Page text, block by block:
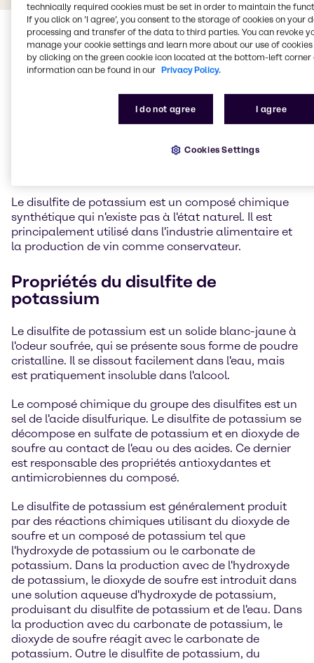
Métabisulfite de
potassium (disulfite de
Le disulfite de potassium est un composé chimique
synthétique qui n'existe pas à l'état naturel. Il est
principalement utilisé dans l'industrie alimentaire et
la production de vin comme conservateur.
Propriétés du disulfite de
potassium
Le disulfite de potassium est un solide blanc-jaune à
l'odeur soufrée, qui se présente sous forme de poudre
cristalline. Il se dissout facilement dans l'eau, mais
est pratiquement insoluble dans l'alcool.
Le composé chimique du groupe des disulfites est un
sel de l'acide disulfurique. Le disulfite de potassium se
décompose en sulfate de potassium et en dioxyde de
soufre au contact de l'eau ou des acides. Ce dernier
est responsable des propriétés antioxydantes et
antimicrobiennes du composé.
Le disulfite de potassium est généralement produit
par des réactions chimiques utilisant du dioxyde de
soufre et un composé de potassium tel que
l'hydroxyde de potassium ou le carbonate de
potassium. Dans la production avec de l'hydroxyde
de potassium, le dioxyde de soufre est introduit dans
une solution aqueuse d'hydroxyde de potassium,
produisant du disulfite de potassium et de l'eau. Dans
la production avec du carbonate de potassium, le
dioxyde de soufre réagit avec le carbonate de
potassium. Outre le disulfite de potassium, du
technically required cookies must be set in order to maintain the
If you click on ’I agree’, you consent to the storage of cookies on your
processing and transfer of the data to third parties. You can revoke
manage your cookie settings and learn more about our use of cookies
by clicking on the green cookie icon located at the bottom-left corner
information can be found in our Privacy Policy.
I do not agree I agree
Cookies Settings